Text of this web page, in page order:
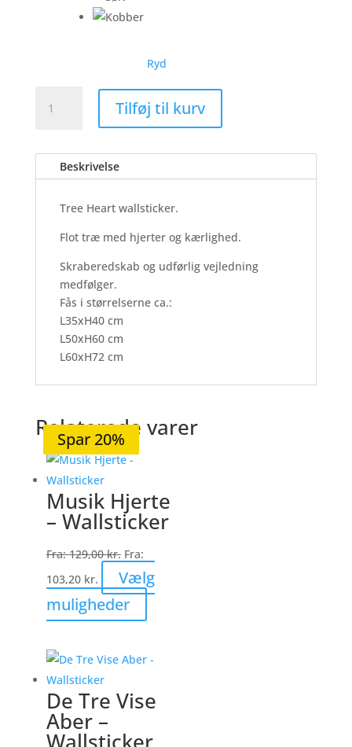
Ryd
Heart
antal
Tilføj til kurv
Beskrivelse
Tree Heart wallsticker.
Flot træ med hjerter og kærlighed.
Skraberedskab og udførlig vejledning
medfølger.
Fås i størrelserne ca.:
L35xH40 cm
L50xH60 cm
L60xH72 cm
Relaterede varer
Spar 20%
Musik Hjerte
– Wallsticker
Fra:129,00kr. Fra:
103,20 kr.
Vælg
muligheder
vare
flere
Mulighederne
vælges
Spar 20%
De Tre Vise
Aber –
Wallsticker
Spar 36%
Spar 20%
Spar 20%